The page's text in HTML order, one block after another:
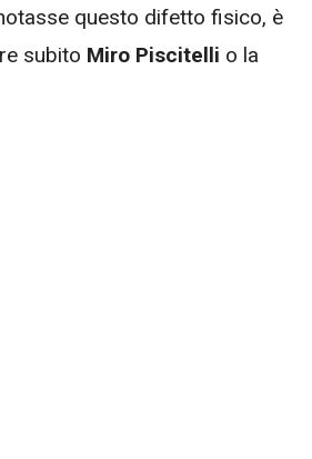
questo difetto fisico, è
subito Miro Piscitelli o la